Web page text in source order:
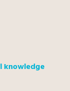
knowledge